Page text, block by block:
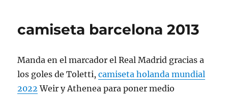
camiseta barcelona 2013
Manda en el marcador el Real Madrid gracias a
los goles de Toletti,camiseta holanda mundial
2022 Weir y Athenea para poner medio